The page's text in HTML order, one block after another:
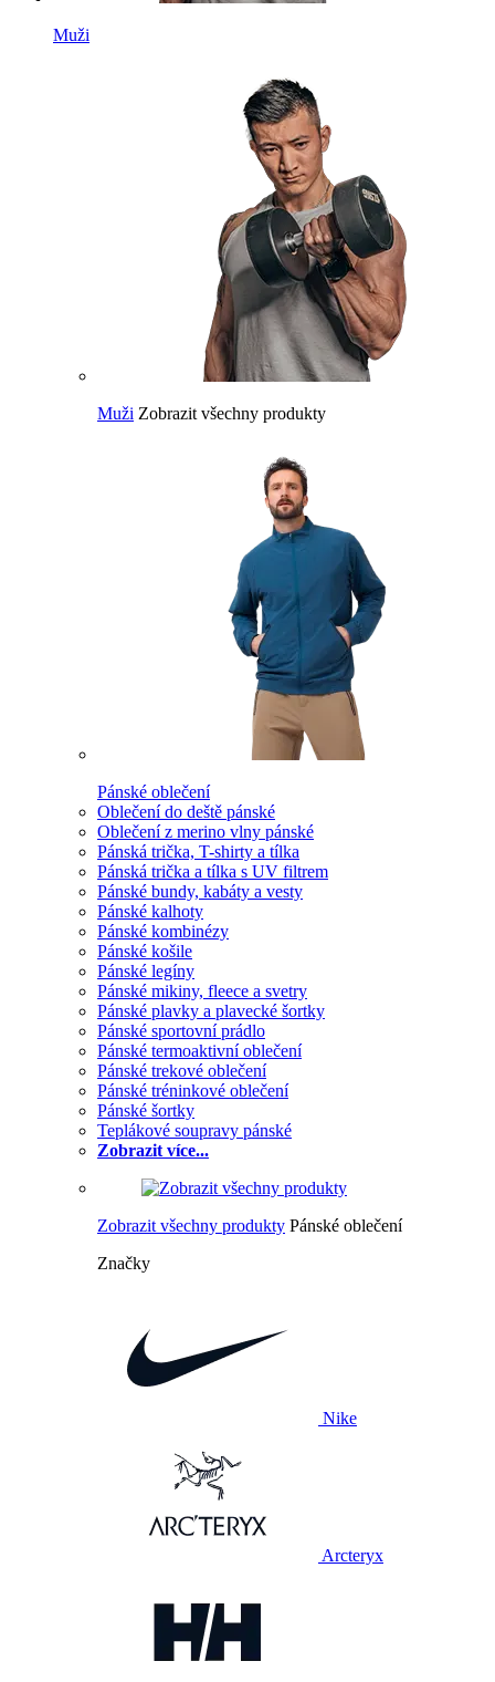
Muži
Muži Zobrazit všechny produkty
Pánské oblečení
Oblečení do deště pánské
Oblečení z merino vlny pánské
Pánská trička, T-shirty a tílka
Pánská trička a tílka s UV filtrem
Pánské bundy, kabáty a vesty
Pánské kalhoty
Pánské kombinézy
Pánské košile
Pánské legíny
Pánské mikiny, fleece a svetry
Pánské plavky a plavecké šortky
Pánské sportovní prádlo
Pánské termoaktivní oblečení
Pánské trekové oblečení
Pánské tréninkové oblečení
Pánské šortky
Teplákové soupravy pánské
Zobrazit více...
Zobrazit všechny produkty Pánské oblečení
Značky
Nike
Arcteryx